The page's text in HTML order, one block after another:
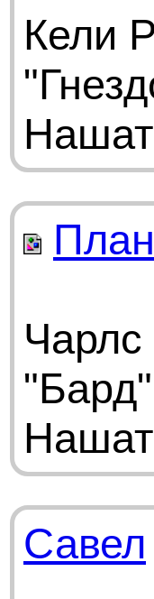
Кели
"Бард"
Савел